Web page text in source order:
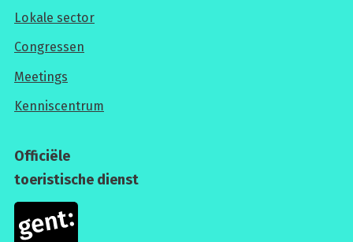
Lokale sector
Congressen
Meetings
Kenniscentrum
Officiële
toeristische dienst